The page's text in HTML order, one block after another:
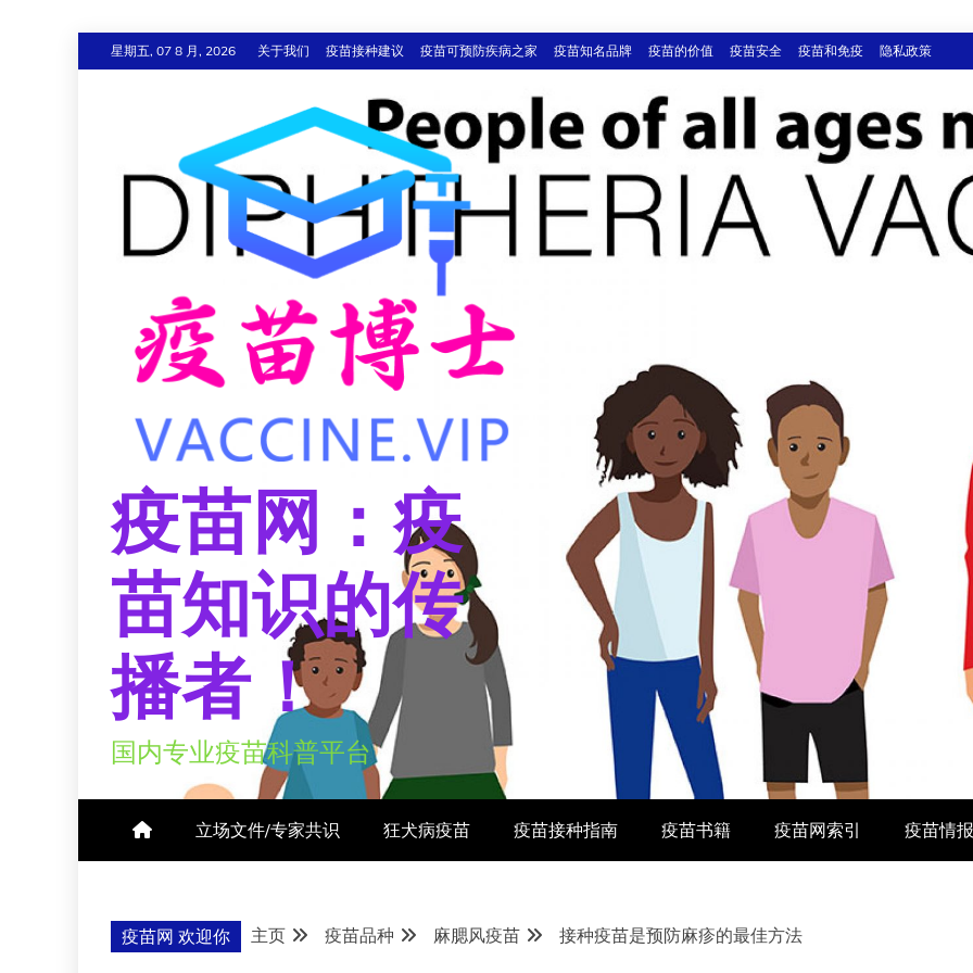
至
星期五, 07 8 月, 2026 关于我们 疫苗接种建议 疫苗可预防疾病之家 疫苗知名品牌 疫苗的价值 疫苗安全 疫苗和免疫 隐私政策
疫苗网：疫
苗知识的传
播者！
国内专业疫苗科普平台
立场文件/专家共识 狂犬病疫苗 疫苗接种指南 疫苗书籍 疫苗网索引 疫苗情
疫苗网 欢迎你 主页 疫苗品种 麻腮风疫苗 接种疫苗是预防麻疹的最佳方法